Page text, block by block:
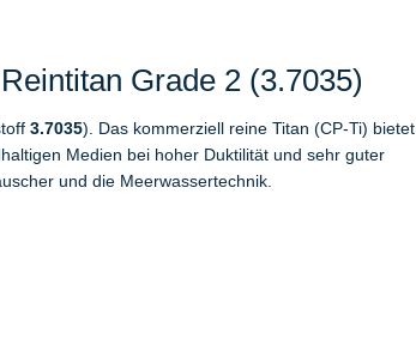
Grade 2 (3.7035)
3.7035). Das kommerziell reine Titan (CP-Ti) bietet
Medien bei hoher Duktilität und sehr guter
und die Meerwassertechnik.